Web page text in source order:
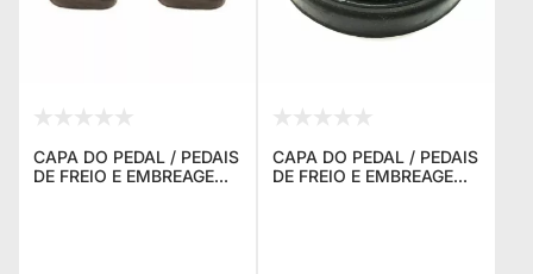
CAPA DO PEDAL / PEDAIS
DE FREIO E EMBREAGEM
CAPA DO PEDAL / PEDAIS
DE FREIO E EMBREAGEM